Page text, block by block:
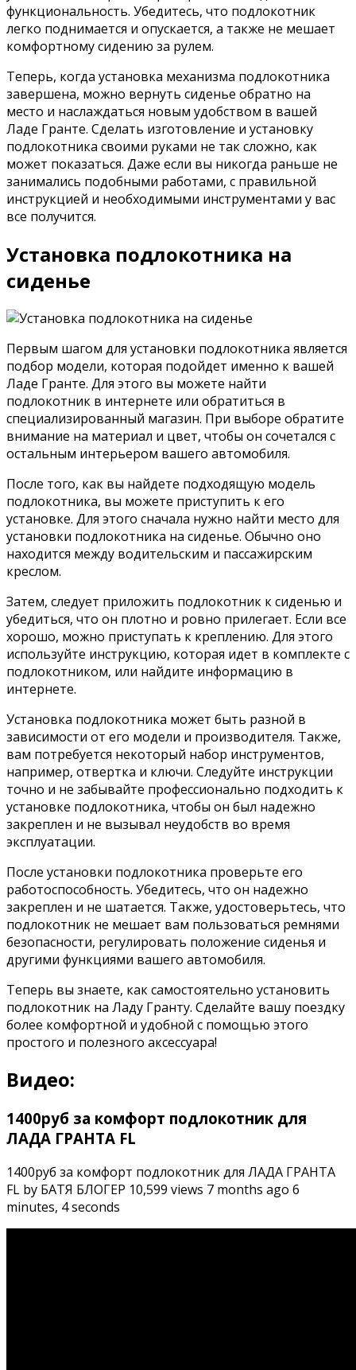
функциональность. Убедитесь, что подлокотник
легко поднимается и опускается, а также не мешает
комфортному сидению за рулем.
Теперь, когда установка механизма подлокотника
завершена, можно вернуть сиденье обратно на
место и наслаждаться новым удобством в вашей
Ладе Гранте. Сделать изготовление и установку
подлокотника своими руками не так сложно, как
может показаться. Даже если вы никогда раньше не
занимались подобными работами, с правильной
инструкцией и необходимыми инструментами у вас
все получится.
Установка подлокотника на
сиденье
Первым шагом для установки подлокотника является
подбор модели, которая подойдет именно к вашей
Ладе Гранте. Для этого вы можете найти
подлокотник в интернете или обратиться в
специализированный магазин. При выборе обратите
внимание на материал и цвет, чтобы он сочетался с
остальным интерьером вашего автомобиля.
После того, как вы найдете подходящую модель
подлокотника, вы можете приступить к его
установке. Для этого сначала нужно найти место для
установки подлокотника на сиденье. Обычно оно
находится между водительским и пассажирским
креслом.
Затем, следует приложить подлокотник к сиденью и
убедиться, что он плотно и ровно прилегает. Если все
хорошо, можно приступать к креплению. Для этого
используйте инструкцию, которая идет в комплекте с
подлокотником, или найдите информацию в
интернете.
Установка подлокотника может быть разной в
зависимости от его модели и производителя. Также,
вам потребуется некоторый набор инструментов,
например, отвертка и ключи. Следуйте инструкции
точно и не забывайте профессионально подходить к
установке подлокотника, чтобы он был надежно
закреплен и не вызывал неудобств во время
эксплуатации.
После установки подлокотника проверьте его
работоспособность. Убедитесь, что он надежно
закреплен и не шатается. Также, удостоверьтесь, что
подлокотник не мешает вам пользоваться ремнями
безопасности, регулировать положение сиденья и
другими функциями вашего автомобиля.
Теперь вы знаете, как самостоятельно установить
подлокотник на Ладу Гранту. Сделайте вашу поездку
более комфортной и удобной с помощью этого
простого и полезного аксессуара!
Видео:
1400руб за комфорт подлокотник для
ЛАДА ГРАНТА FL
1400руб за комфорт подлокотник для ЛАДА ГРАНТА
FL by БАТЯ БЛОГЕР 10,599 views 7 months ago 6
minutes, 4 seconds